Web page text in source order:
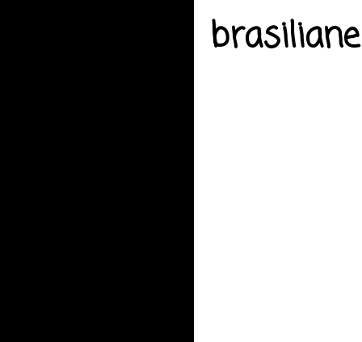
brasiliane